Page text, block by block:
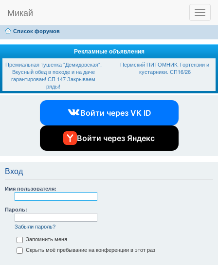
T
o
g
l
n
a
g
Микай
Ссылки Вход
Список форумов
Рекламные объявления
Премиальная тушенка "Демидовская".
Вкусный обед в походе и на даче
гарантирован! СП 147 Закрываем
ряды!
Пермский ПИТОМНИК. Гортензии и
кустарники. СП16/26
Войти через VK ID
Войти через Яндекс
Вход
Имя пользователя:
Пароль:
Забыли пароль?
Запомнить меня
Скрыть моё пребывание на конференции в этот раз